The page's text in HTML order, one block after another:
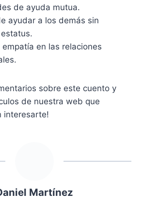
de ayuda mutua.
ayudar a los demás sin
empatía en las relaciones
sobre este cuento y
de nuestra web que
interesarte!
Martínez